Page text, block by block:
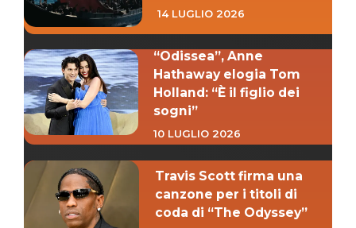
14 LUGLIO 2026
“Odissea”, Anne
Hathaway elogia Tom
Holland: “È il figlio dei
sogni”
10 LUGLIO 2026
Travis Scott firma una
canzone per i titoli di
coda di “The Odyssey”